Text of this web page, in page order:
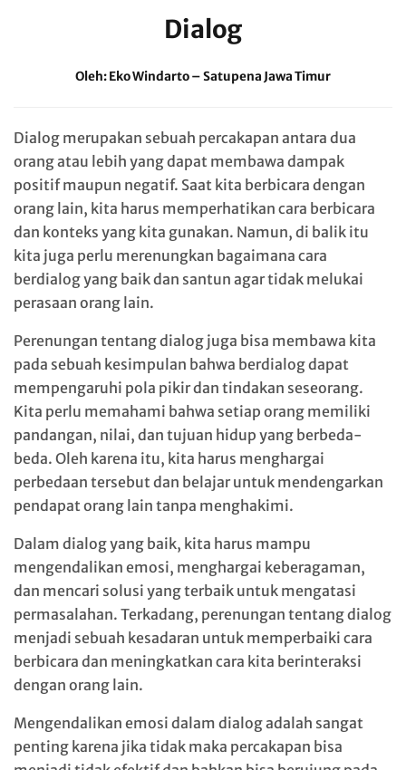
Dialog
Oleh: Eko Windarto – Satupena Jawa Timur
Dialog merupakan sebuah percakapan antara dua
orang atau lebih yang dapat membawa dampak
positif maupun negatif. Saat kita berbicara dengan
orang lain, kita harus memperhatikan cara berbicara
dan konteks yang kita gunakan. Namun, di balik itu
kita juga perlu merenungkan bagaimana cara
berdialog yang baik dan santun agar tidak melukai
perasaan orang lain.
Perenungan tentang dialog juga bisa membawa kita
pada sebuah kesimpulan bahwa berdialog dapat
mempengaruhi pola pikir dan tindakan seseorang.
Kita perlu memahami bahwa setiap orang memiliki
pandangan, nilai, dan tujuan hidup yang berbeda-
beda. Oleh karena itu, kita harus menghargai
perbedaan tersebut dan belajar untuk mendengarkan
pendapat orang lain tanpa menghakimi.
Dalam dialog yang baik, kita harus mampu
mengendalikan emosi, menghargai keberagaman,
dan mencari solusi yang terbaik untuk mengatasi
permasalahan. Terkadang, perenungan tentang dialog
menjadi sebuah kesadaran untuk memperbaiki cara
berbicara dan meningkatkan cara kita berinteraksi
dengan orang lain.
Mengendalikan emosi dalam dialog adalah sangat
penting karena jika tidak maka percakapan bisa